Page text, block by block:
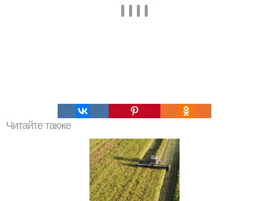
Читайте также